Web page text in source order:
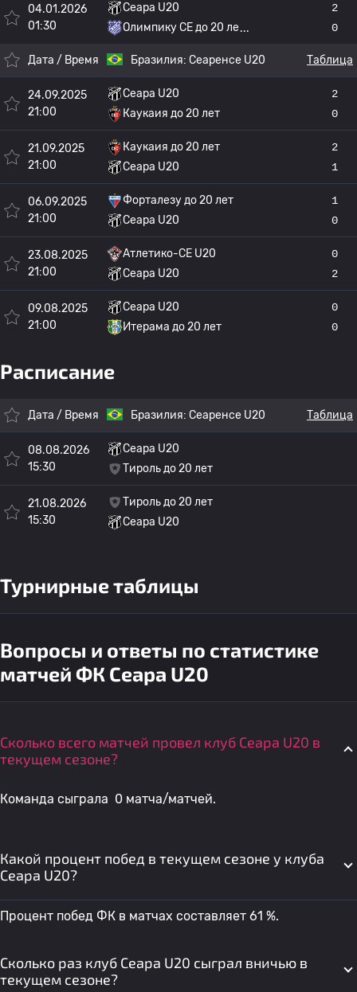
04.01.2026
01:30
Сеара U20
Олимпику СЕ до 20 ле
2
0
Дата / Время Бразилия: Сеаренсе U20 Таблица
24.09.2025
21:00
Сеара U20
Каукаия до 20 лет
2
0
21.09.2025
21:00
Каукаия до 20 лет
Сеара U20
2
1
06.09.2025
21:00
Форталезу до 20 лет
Сеара U20
1
0
23.08.2025
21:00
Атлетико-СЕ U20
Сеара U20
0
2
09.08.2025
21:00
Сеара U20
Итерама до 20 лет
0
0
Расписание
Дата / Время Бразилия: Сеаренсе U20 Таблица
08.08.2026
15:30
Сеара U20
Тироль до 20 лет
21.08.2026
15:30
Тироль до 20 лет
Сеара U20
Турнирные таблицы
Вопросы и ответы по статистике
матчей ФК Сеара U20
Сколько всего матчей провел клуб Сеара U20 в
текущем сезоне?
Команда сыграла 0 матча/матчей.
Какой процент побед в текущем сезоне у клуба
Сеара U20?
Процент побед ФК в матчах составляет 61 %.
Сколько раз клуб Сеара U20 сыграл вничью в
текущем сезоне?